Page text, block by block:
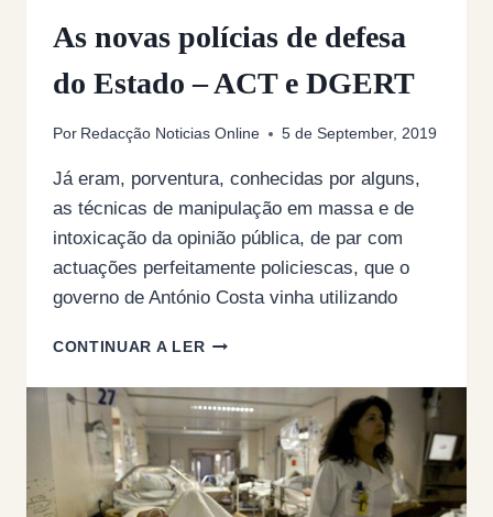
As novas polícias de defesa
do Estado – ACT e DGERT
Por Redacção Noticias Online 5 de September, 2019
Já eram, porventura, conhecidas por alguns,
as técnicas de manipulação em massa e de
intoxicação da opinião pública, de par com
actuações perfeitamente policiescas, que o
governo de António Costa vinha utilizando
CONTINUAR A LERAS
POLÍCIAS
DE
DEFESA
DO
ESTADO
–